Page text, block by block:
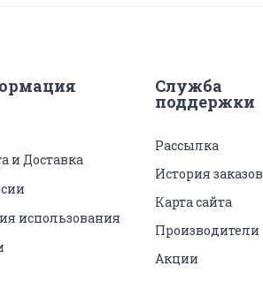
и Доставка
использования
Служба
поддержки
Рассылка
История заказов
Карта сайта
Производители
Акции